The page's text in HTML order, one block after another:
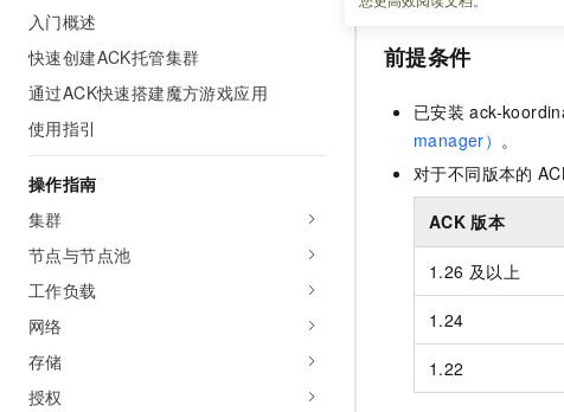
入门概述
快速创建ACK托管集群
通过ACK快速搭建魔方游戏应用
使用指引
操作指南
集群
节点与节点池
工作负载
网络
存储
授权
前提条件
已安装 ack-
manager） 。
对于不同版本的
ACK 版本
1.26 及以上
1.24
1.22
能看、能想、能动手的多模态智
Qwen3-VL-Plus
大模型服务
千问AI平台-Token Plan
千问AI平台-模型体验
在线体验全尺寸、多种模态的模
存储
网络与CDN
安全
中间件
数据库
大数据计算
媒体服务
企业服务与云通信
云原生大数据计算服务
现代化应用
安全
网络
可观测
上云与迁云
企业出海
政企业务
免费试用
解决方案免费试用 新老同享
AI 产品 免费试用
1亿+ 大模型 tokens 和 30+ 款
140+云产品 免费试用
产品新客免费试用，最长12个月
大模型ACA认证体验
电子合同
畅捷通
Tableau 订阅
AI空中课堂在线直播课堂（
生态解决方案
行业生态解决方案
AI 开发和 AI 应用解决方案
短信专区
天池大赛
AI 算法大赛
云开发大赛
入门学习赛